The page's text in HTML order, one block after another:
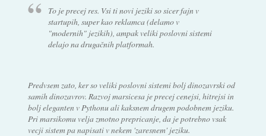
To je precej res. Vsi ti novi jeziki so sicer fajn v
startupih, super kao reklamca (delamo v
"modernih" jezikih), ampak veliki poslovni sistemi
delajo na drugačnih platformah.
Predvsem zato, ker so veliki poslovni sistemi bolj dinozavrski od
samih dinozavrov. Razvoj marsicesa je precej cenejsi, hitrejsi in
bolj eleganten v Pythonu ali kaksnem drugem podobnem jeziku.
Pri marsikomu velja zmotno prepricanje, da je potrebno vsak
vecji sistem pa napisati v nekem 'zaresnem' jeziku.